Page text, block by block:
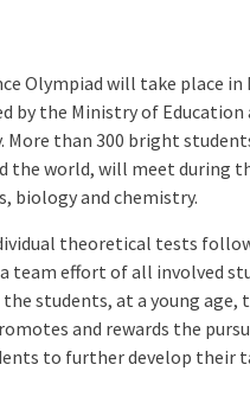
Olympiad will take place
by the Ministry of Education
than 300 bright
the world, will meet during
biology and chemistry.
theoretical tests
team effort of all involved
students, at a young
and rewards the
to further develop their